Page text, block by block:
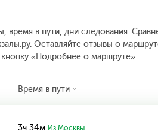
время в пути, дни следования.
Оставляйте отзывы о
«Подробнее о маршруте».
Время в пути
3ч 34м Из Москвы